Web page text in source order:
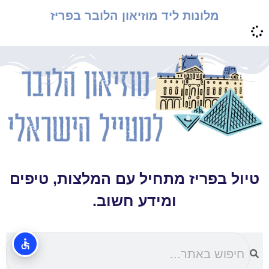
מלונות ליד מוזיאון הלובר בפריז
טיול בפריז מתחיל עם המלצות, טיפים
ומידע חשוב.